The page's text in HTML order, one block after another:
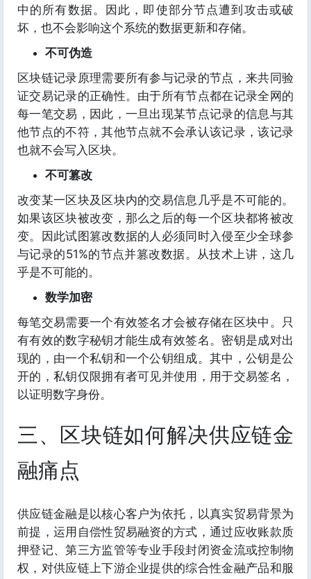
中的所有数据。因此，即使部分节点遭到攻击或破
坏，也不会影响这个系统的数据更新和存储。
不可伪造
区块链记录原理需要所有参与记录的节点，来共同验
证交易记录的正确性。由于所有节点都在记录全网的
每一笔交易，因此，一旦出现某节点记录的信息与其
他节点的不符，其他节点就不会承认该记录，该记录
也就不会写入区块。
不可篡改
改变某一区块及区块内的交易信息几乎是不可能的。
如果该区块被改变，那么之后的每一个区块都将被改
变。因此试图篡改数据的人必须同时入侵至少全球参
与记录的51%的节点并篡改数据。从技术上讲，这几
乎是不可能的。
数学加密
每笔交易需要一个有效签名才会被存储在区块中。只
有有效的数字秘钥才能生成有效签名。密钥是成对出
现的，由一个私钥和一个公钥组成。其中，公钥是公
开的，私钥仅限拥有者可见并使用，用于交易签名，
以证明数字身份。
三、区块链如何解决供应链金
融痛点
供应链金融是以核心客户为依托，以真实贸易背景为
前提，运用自偿性贸易融资的方式，通过应收账款质
押登记、第三方监管等专业手段封闭资金流或控制物
权，对供应链上下游企业提供的综合性金融产品和服